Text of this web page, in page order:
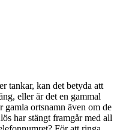
tankar, kan det betyda att
eller är det en gammal
gamla ortsnamn även om de
har stängt framgår med all